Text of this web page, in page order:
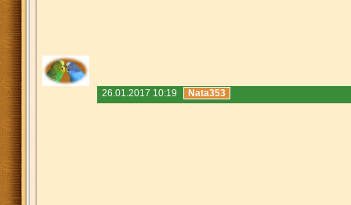
26.01.2017 10:19 Nata353